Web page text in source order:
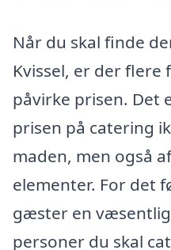
Når du skal finde
Kvissel, er der flere
påvirke prisen. Det
prisen på catering
maden, men også
elementer. For det
gæster en
personer du skal